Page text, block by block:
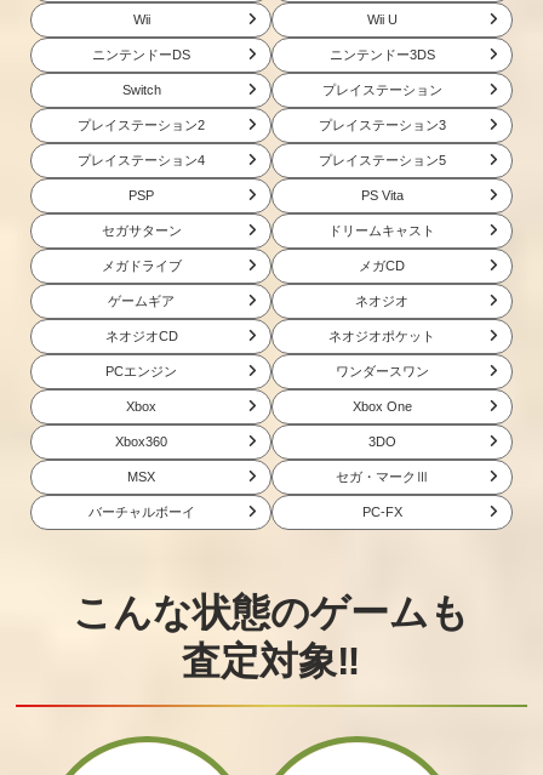
Wii Wii U
ニンテンドーDS ニンテンドー3DS
Switch プレイステーション
プレイステーション2 プレイステーション3
プレイステーション4 プレイステーション5
PSP PS Vita
セガサターン ドリームキャスト
メガドライブ メガCD
ゲームギア ネオジオ
ネオジオCD ネオジオポケット
PCエンジン ワンダースワン
Xbox Xbox One
Xbox360 3DO
MSX セガ・マークⅢ
バーチャルボーイ PC-FX
こんな状態のゲームも
査定対象‼